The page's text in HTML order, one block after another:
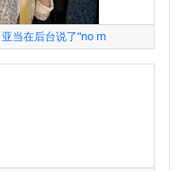
亚当在后台说了“no m